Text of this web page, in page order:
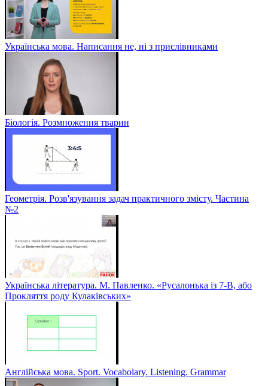
Українська мова. Написання не, ні з прислівниками
Біологія. Розмноження тварин
Геометрія. Розв'язування задач практичного змісту. Частина
№2
Українська література. М. Павленко. «Русалонька із 7-В, або
Прокляття роду Кулаківських»
Англійська мова. Sport. Vocabolary. Listening. Grammar